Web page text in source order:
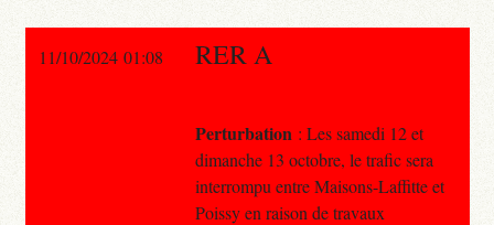
11/10/2024 01:08 RER A
Perturbation : Les samedi 12 et
dimanche 13 octobre, le trafic sera
interrompu entre Maisons-Laffitte et
Poissy en raison de travaux